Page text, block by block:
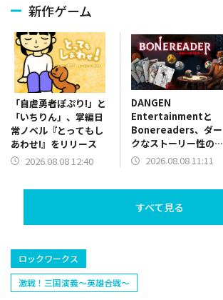
新作ゲーム
「自虐勇者ぽぷり!」と
「いちりん」、掌編日
常ノベル『とってもし
あわせ!』をリリース
2026.08.08 12:40
DANGEN
Entertainmentと
Bonereaders、ダー
クなストーリー性のカ
ードゲーム
2026.08.08 11:11
すべて見る
ロックワークス
激戦！三国演義〜英雄合戦〜